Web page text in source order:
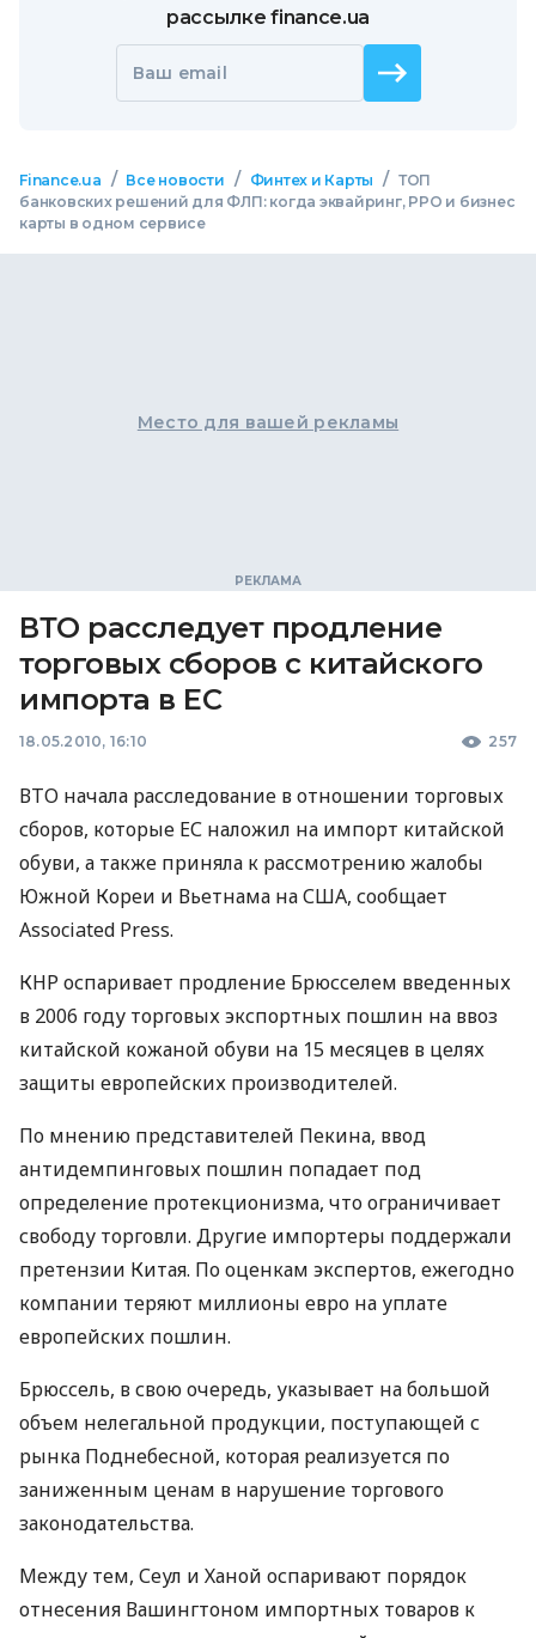
рассылке finance.ua
Ваш email
Finance.ua / Все новости / Финтех и Карты / ТОП
банковских решений для ФЛП: когда эквайринг, РРО и бизнес
карты в одном сервисе
Место для вашей рекламы
ВТО расследует продление
торговых сборов с китайского
импорта в ЕС
18.05.2010, 16:10 257
ВТО начала расследование в отношении торговых
сборов, которые ЕС наложил на импорт китайской
обуви, а также приняла к рассмотрению жалобы
Южной Кореи и Вьетнама на США, сообщает
Associated Press.
КНР оспаривает продление Брюсселем введенных
в 2006 году торговых экспортных пошлин на ввоз
китайской кожаной обуви на 15 месяцев в целях
защиты европейских производителей.
По мнению представителей Пекина, ввод
антидемпинговых пошлин попадает под
определение протекционизма, что ограничивает
свободу торговли. Другие импортеры поддержали
претензии Китая. По оценкам экспертов, ежегодно
компании теряют миллионы евро на уплате
европейских пошлин.
Брюссель, в свою очередь, указывает на большой
объем нелегальной продукции, поступающей с
рынка Поднебесной, которая реализуется по
заниженным ценам в нарушение торгового
законодательства.
Между тем, Сеул и Ханой оспаривают порядок
отнесения Вашингтоном импортных товаров к